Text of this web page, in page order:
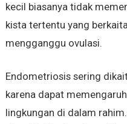
kecil biasanya tidak
kista tertentu yang
mengganggu ovulasi.
Endometriosis sering
karena dapat
lingkungan di dalam